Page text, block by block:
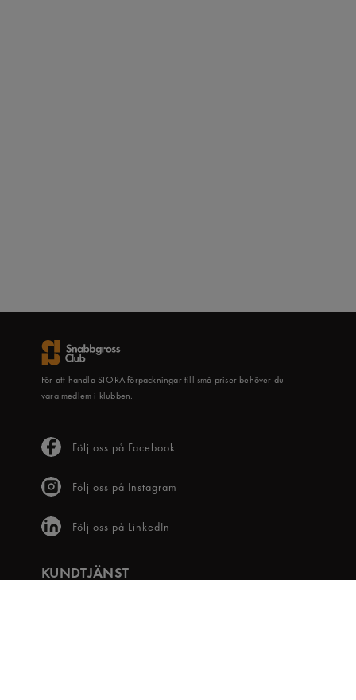
För att handla STORA förpackningar till små priser behöver du
vara medlem i klubben.
Följ oss på Facebook
Följ oss på Instagram
Följ oss på LinkedIn
KUNDTJÄNST